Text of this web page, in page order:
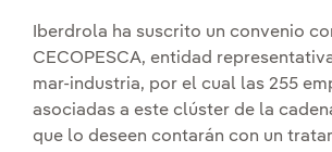
Iberdrola ha suscrito un convenio
CECOPESCA, entidad
mar-industria, por el cual las 255
asociadas a este clúster de la
que lo deseen contarán con un